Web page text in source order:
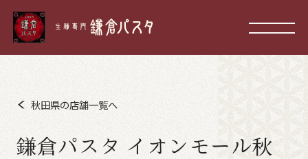
秋田県の店舗一覧へ
鎌倉パスタ イオンモール秋